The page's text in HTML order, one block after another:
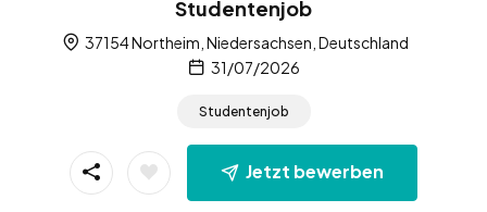
Studentenjob
37154 Northeim, Niedersachsen, Deutschland
31/07/2026
Studentenjob
Jetzt bewerben